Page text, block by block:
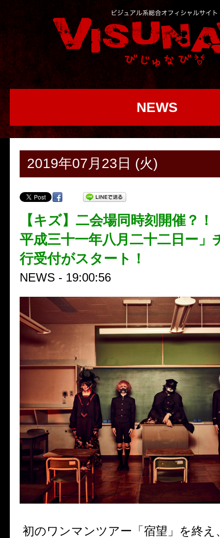
NEWS
2019年07月23日 (火)
【キズ】二会場同時刻開催？！
平成三十一年八月二十二日ー」
行受付がスタート！
NEWS - 19:00:56
初のワンマンツアー「宿望」を終え